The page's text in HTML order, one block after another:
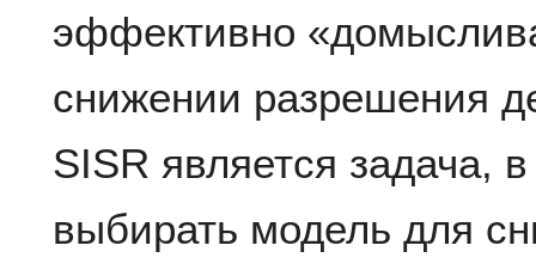
эффективно
снижении разрешения
SISR является задача,
выбирать модель для